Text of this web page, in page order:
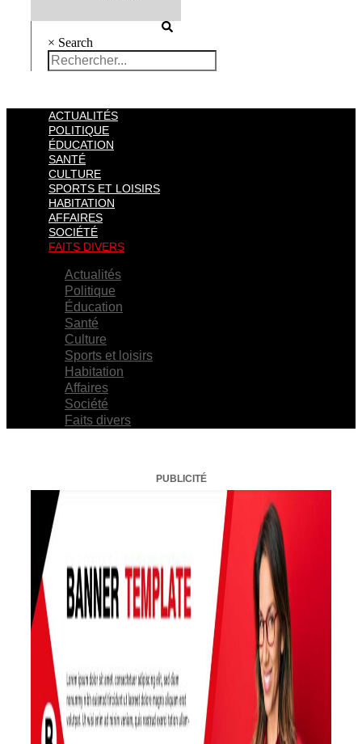
× Search
ACTUALITÉS
POLITIQUE
ÉDUCATION
SANTÉ
CULTURE
SPORTS ET LOISIRS
HABITATION
AFFAIRES
SOCIÉTÉ
FAITS DIVERS
Actualités
Politique
Éducation
Santé
Culture
Sports et loisirs
Habitation
Affaires
Société
Faits divers
PUBLICITÉ